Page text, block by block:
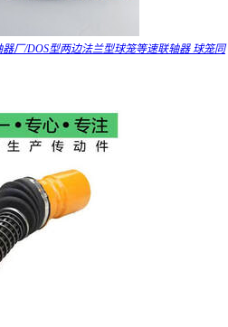
厂/DOS型两边法兰型球笼等速联轴器 球笼同